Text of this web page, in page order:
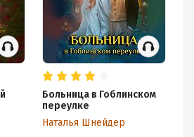
Больница в Гоблинском
переулке
Наталья Шнейдер